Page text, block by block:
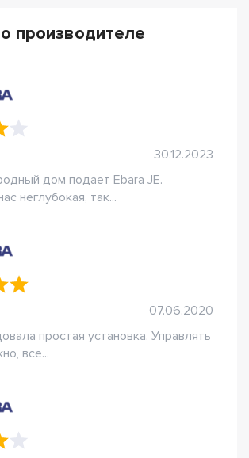
производителе
30.12.2023
дом подает Ebara JE.
неглубокая, так...
07.06.2020
простая установка. Управлять
все...